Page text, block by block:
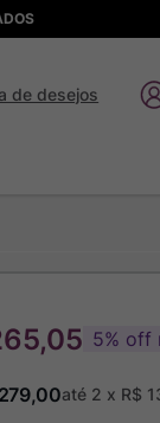
de desejos
5% off
279,00até 2 x R$